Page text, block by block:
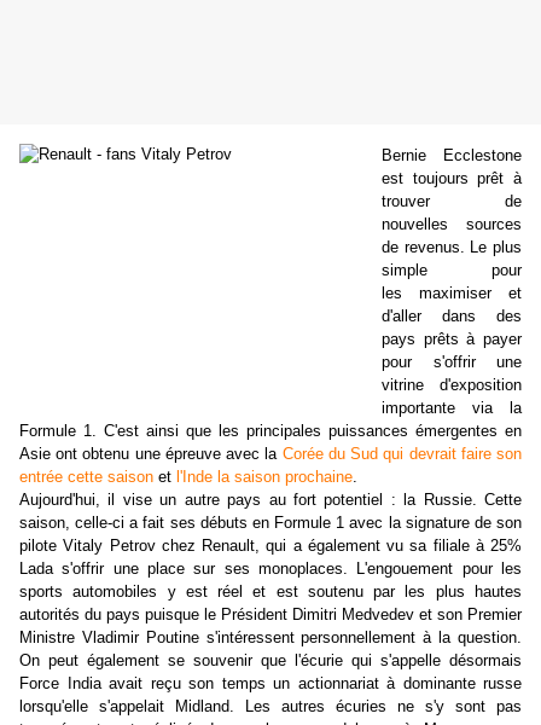
Bernie Ecclestone
est toujours prêt à
trouver de
nouvelles sources
de revenus. Le plus
simple pour
les maximiser et
d'aller dans des
pays prêts à payer
pour s'offrir une
vitrine d'exposition
importante via la
Formule 1. C'est ainsi que les principales puissances émergentes en
Asie ont obtenu une épreuve avec la Corée du Sud qui devrait faire son
entrée cette saison et l'Inde la saison prochaine.
Aujourd'hui, il vise un autre pays au fort potentiel : la Russie. Cette
saison, celle-ci a fait ses débuts en Formule 1 avec la signature de son
pilote Vitaly Petrov chez Renault, qui a également vu sa filiale à 25%
Lada s'offrir une place sur ses monoplaces. L'engouement pour les
sports automobiles y est réel et est soutenu par les plus hautes
autorités du pays puisque le Président Dimitri Medvedev et son Premier
Ministre Vladimir Poutine s'intéressent personnellement à la question.
On peut également se souvenir que l'écurie qui s'appelle désormais
Force India avait reçu son temps un actionnariat à dominante russe
lorsqu'elle s'appelait Midland. Les autres écuries ne s'y sont pas